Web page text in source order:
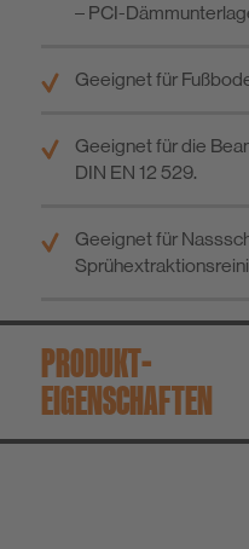
– PCI-
Geeignet für
Geeignet für die
DIN EN 12 529.
Geeignet für
PRODUKT­
EIGENSCHAFTEN